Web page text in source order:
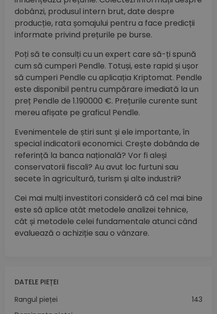
dobânzi, produsul intern brut, date despre
producție, rata șomajului pentru a face predicții
informate privind prețurile pe burse.
Poți să te consulți cu un expert care să-ți spună
cum să cumperi Pendle. Totuși, este rapid și ușor
să cumperi Pendle cu aplicația Kriptomat. Pendle
este disponibil pentru cumpărare imediată la un
preț Pendle de 1.190000 €. Prețurile curente sunt
mereu afișate pe graficul Pendle.
Evenimentele de știri sunt și ele importante, în
special indicatorii economici. Crește dobânda de
referință la banca națională? Vor fi aleși
conservatorii fiscali? Au avut loc furtuni sau
secete în agricultură, turism și alte industrii?
Cei mai mulți investitori consideră că cel mai bine
este să aplice atât metodele analizei tehnice,
cât și metodele celei fundamentale atunci când
evaluează o achiziție sau o vânzare.
DATELE PIEȚEI
Rangul pieței
143